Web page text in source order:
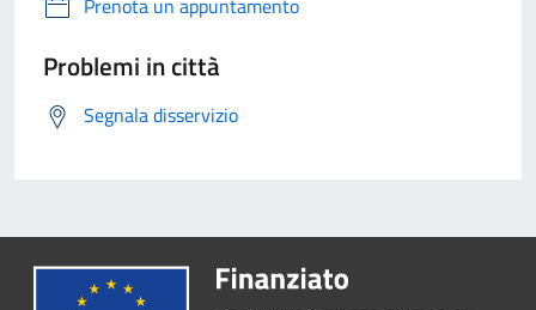
Prenota un appuntamento
Problemi in città
Segnala disservizio